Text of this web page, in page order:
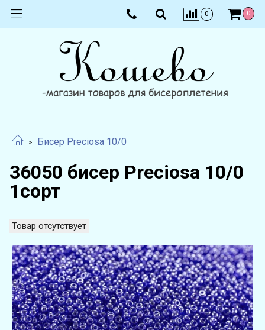
0 0
Бисер Preciosa 10/0
36050 бисер Preciosa 10/0
1сорт
Товар отсутствует